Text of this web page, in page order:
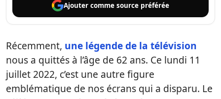
Ajouter comme source préférée
Récemment, une légende de la télévision
nous a quittés à l’âge de 62 ans. Ce lundi 11
juillet 2022, c’est une autre figure
emblématique de nos écrans qui a disparu. Le